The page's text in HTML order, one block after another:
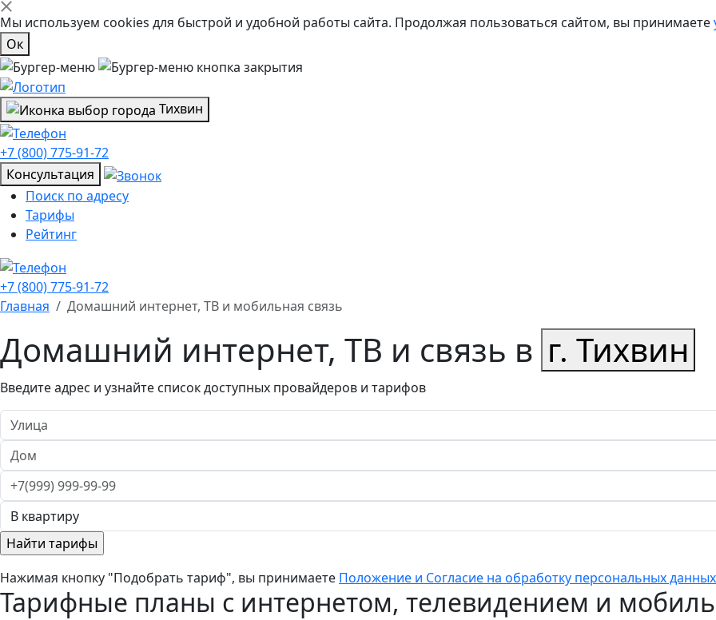
Мы используем cookies для быстрой и удобной работы сайта. Продолжая пользоваться сайтом, вы принимаете
Ок
Тихвин
+7 (800) 775-91-72
Консультация
Поиск по адресу
Тарифы
Рейтинг
+7 (800) 775-91-72
Главная
Домашний интернет, ТВ и мобильная связь
Домашний интернет, ТВ и связь в г. Тихвин
Введите адрес и узнайте список доступных провайдеров и тарифов
Нажимая кнопку "Подобрать тариф", вы принимаете Положение и Согласие на обработку персональных данных
Тарифные планы с интернетом, телевидением и